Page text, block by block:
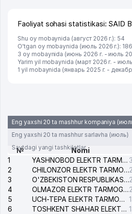
Faoliyat sohasi statistikasi: SAID
Shu oy mobaynida (август 2026 г.): 54
O'tgan oy mobaynida (июль 2026 г.): 186
3 oy mobaynida (июнь 2026 г. - июль
Yarim yil mobaynida (март 2026 г. -
1 yil mobaynida (январь 2025 г. -
Eng yaxshi 20 ta mashhur kompaniya
Eng yaxshi 20 ta mashhur sarlavha (июль)
Saytdagi yangi tashkilotlar
№
Nomi
1
YASHNOBOD ELEKTR TARMOG'I NOSOZLIKLARI XIZMATI
2
CHILONZOR ELEKTR TARMOG'I NOSOZLIK XIZMATI
3
O'ZBEKISTON RESPUBLIKASI BOSH PROKURATURASI ISHONCH TELEFONI
4
OLMAZOR ELEKTR TARMOG'I NOSOZLIKLARI XIZMATI
5
UCH-TEPA ELEKTR TARMOG'I NOSOZLIKLARI XIZMATI
6
TOSHKENT SHAHAR ELEKTR TARMOQLARI KORXONASI AJ